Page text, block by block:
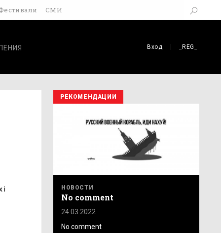
СМИ
Вход _REG_
і
РЕКОМЕНДАЦИИ
НОВОСТИ
No comment
24.03.2022
No comment